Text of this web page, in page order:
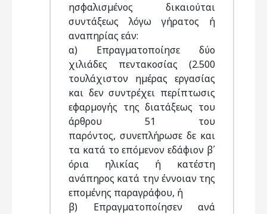
ησφαλισµένος δικαιούται
συντάξεως λόγω γήρατος ή
αναπηρίας εάν:
α) Επραγµατοποίησε δύο
χιλιάδες πεντακοσίας (2.500
τουλάχιστον ηµέρας εργασίας
και δεν συντρέχει περίπτωσις
εφαρµογής της διατάξεως του
άρθρου 51 του
παρόντος, συνεπλήρωσε δε και
τα κατά το επόµενον εδάφιον β΄
όρια ηλικίας ή κατέστη
ανάπηρος κατά την έννοιαν της
εποµένης παραγράφου, ή
β) Επραγµατοποίησεν ανά